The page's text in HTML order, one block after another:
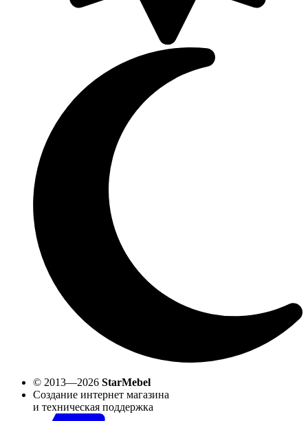
© 2013—2026 StarMebel
Создание интернет магазина
и техническая поддержка